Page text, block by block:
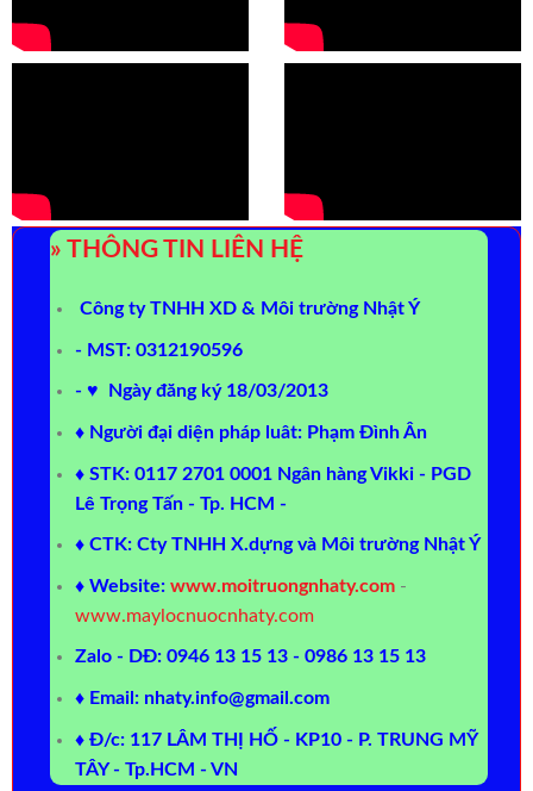
» THÔNG TIN LIÊN HỆ
Công ty TNHH XD & Môi trường Nhật Ý
- MST: 0312190596
- ♥ Ngày đăng ký 18/03/2013
♦ Người đại diện pháp luât: Phạm Đình Ân
♦ STK: 0117 2701 0001 Ngân hàng Vikki - PGD
Lê Trọng Tấn - Tp. HCM -
♦ CTK: Cty TNHH X.dựng và Môi trường Nhật Ý
♦ Website: www.moitruongnhaty.com -
www.maylocnuocnhaty.com
Zalo - DĐ: 0946 13 15 13 - 0986 13 15 13
♦ Email: nhaty.info@gmail.com
♦ Đ/c: 117 LÂM THỊ HỐ - KP10 - P. TRUNG MỸ
TÂY - Tp.HCM - VN